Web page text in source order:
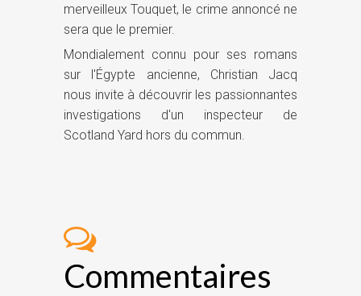
merveilleux Touquet, le crime annoncé ne
sera que le premier.
Mondialement connu pour ses romans
sur l'Égypte ancienne, Christian Jacq
nous invite à découvrir les passionnantes
investigations d'un inspecteur de
Scotland Yard hors du commun.
Commentaires